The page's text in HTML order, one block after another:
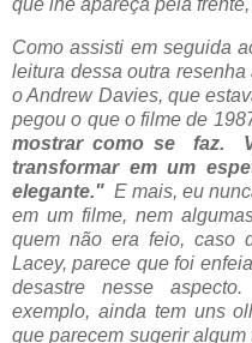
que lhe apareça pela
Como assisti em seguida
leitura dessa outra
o Andrew Davies, que
pegou o que o filme de
mostrar como se faz.
transformar em um
elegante." E mais, eu
em um filme, nem
quem não era feio, caso
Lacey, parece que foi
desastre nesse
exemplo, ainda tem uns
que parecem sugerir